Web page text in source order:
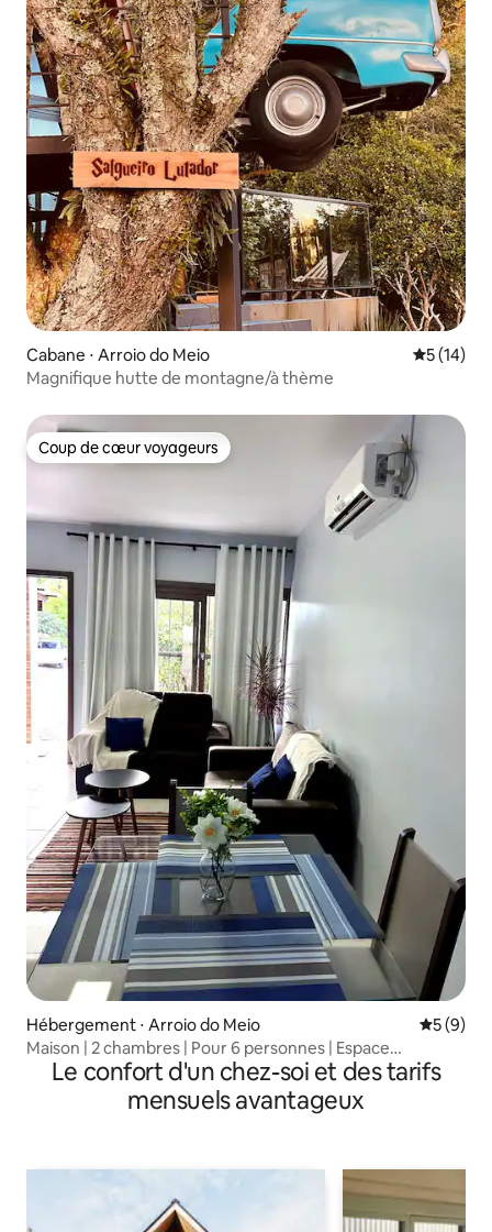
Cabane ⋅ Arroio do Meio
5 (14)
Magnifique hutte de montagne/à thème
Coup de cœur voyageurs
Coup de cœur voyageurs
Hébergement ⋅ Arroio do Meio
5 (9)
Maison | 2 chambres | Pour 6 personnes | Espace
barbecue | Patio
Le confort d'un chez-soi et des tarifs
mensuels avantageux